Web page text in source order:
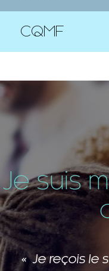
CQMF
Je suis
Je reçois le